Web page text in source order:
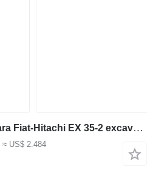
Kubota V1405 motor para Fiat-Hitachi EX 35-2 excavadora
≈ US$ 2.484